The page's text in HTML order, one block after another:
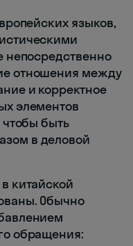
языков,
непосредственно
отношения между
и корректное
элементов
быть
в деловой
китайской
Обычно
обращения: